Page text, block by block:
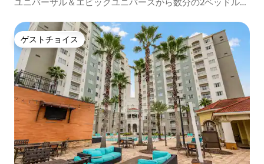
ゲストチョイス
ゲストチョイス